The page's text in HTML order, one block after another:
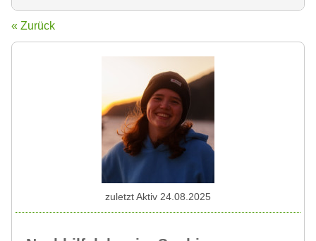
« Zurück
zuletzt Aktiv 24.08.2025